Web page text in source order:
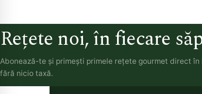
Rețete noi, în fiecare
Abonează-te și primești primele rețete gourmet direct
fără nicio taxă.